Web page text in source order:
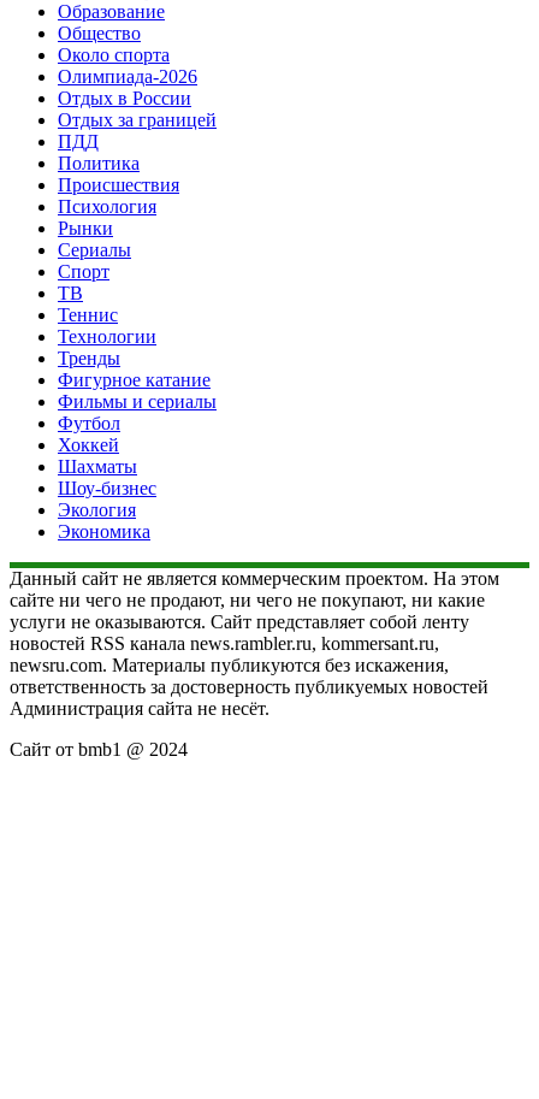
Образование
Общество
Около спорта
Олимпиада-2026
Отдых в России
Отдых за границей
ПДД
Политика
Происшествия
Психология
Рынки
Сериалы
Спорт
ТВ
Теннис
Технологии
Тренды
Фигурное катание
Фильмы и сериалы
Футбол
Хоккей
Шахматы
Шоу-бизнес
Экология
Экономика
Данный сайт не является коммерческим проектом. На этом
сайте ни чего не продают, ни чего не покупают, ни какие
услуги не оказываются. Сайт представляет собой ленту
новостей RSS канала news.rambler.ru, kommersant.ru,
newsru.com. Материалы публикуются без искажения,
ответственность за достоверность публикуемых новостей
Администрация сайта не несёт.
Сайт от bmb1 @ 2024